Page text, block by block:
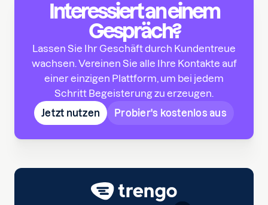
Interessiert an einem
Gespräch?
Lassen Sie Ihr Geschäft durch Kundentreue
wachsen. Vereinen Sie alle Ihre Kontakte auf
einer einzigen Plattform, um bei jedem
Schritt Begeisterung zu erzeugen.
Jetzt nutzen
Probier's kostenlos aus